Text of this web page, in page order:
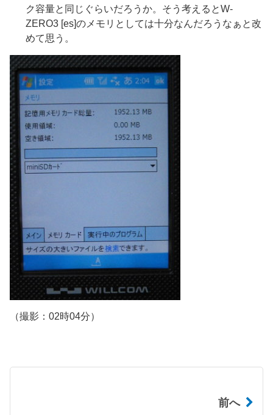
ク容量と同じぐらいだろうか。そう考えるとW-
ZERO3 [es]のメモリとしては十分なんだろうなぁと改
めて思う。
（撮影：02時04分）
前へ